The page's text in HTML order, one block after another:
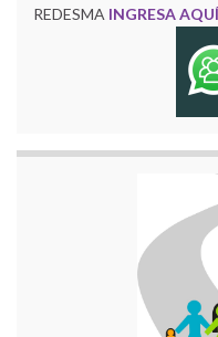
REDESMA INGRESA AQUÍ